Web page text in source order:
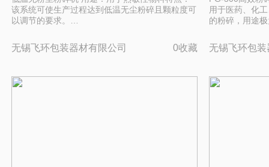
该系统可使生产过程达到低温无尘粉碎且颗粒度可
以调节的要求。…
无锡飞环包装器材有限公司 0收藏
用于医药、化
的粉碎，用途
无锡飞环包